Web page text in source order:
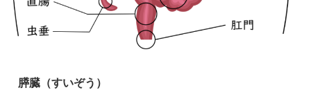
膵臓（すいぞう）